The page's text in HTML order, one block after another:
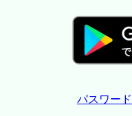
パスワー